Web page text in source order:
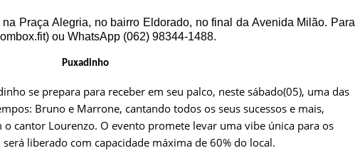
Praça Alegria, no bairro Eldorado, no final da Avenida Milão. Para
ou WhatsApp (062) 98344-1488.
Puxadinho
se prepara para receber em seu palco, neste sábado(05), uma das
Bruno e Marrone, cantando todos os seus sucessos e mais,
cantor Lourenzo. O evento promete levar uma vibe única para os
liberado com capacidade máxima de 60% do local.